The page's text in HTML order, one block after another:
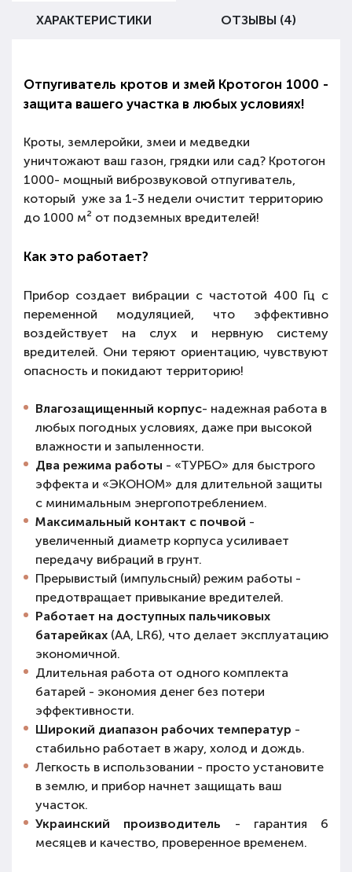
ХАРАКТЕРИСТИКИ ОТЗЫВЫ (4)
Отпугиватель кротов и змей Кротогон 1000 -
защита вашего участка в любых условиях!
Кроты, землеройки, змеи и медведки
уничтожают ваш газон, грядки или сад? Кротогон
1000- мощный виброзвуковой отпугиватель,
который уже за 1-3 недели очистит территорию
до 1000 м² от подземных вредителей!
Как это работает?
Прибор создает вибрации с частотой 400 Гц с
переменной модуляцией, что эффективно
воздействует на слух и нервную систему
вредителей. Они теряют ориентацию, чувствуют
опасность и покидают территорию!
Влагозащищенный корпус- надежная работа в
любых погодных условиях, даже при высокой
влажности и запыленности.
Два режима работы - «ТУРБО» для быстрого
эффекта и «ЭКОНОМ» для длительной защиты
с минимальным энергопотреблением.
Максимальный контакт с почвой -
увеличенный диаметр корпуса усиливает
передачу вибраций в грунт.
Прерывистый (импульсный) режим работы -
предотвращает привыкание вредителей.
Работает на доступных пальчиковых
батарейках (AA, LR6), что делает эксплуатацию
экономичной.
Длительная работа от одного комплекта
батарей - экономия денег без потери
эффективности.
Широкий диапазон рабочих температур -
стабильно работает в жару, холод и дождь.
Легкость в использовании - просто установите
в землю, и прибор начнет защищать ваш
участок.
Украинский производитель - гарантия 6
месяцев и качество, проверенное временем.